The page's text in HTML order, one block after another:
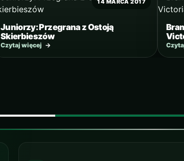
14 MARCA 2017
Juniorzy: Przegrana z Ostoją
Skierbieszów
Czytaj więcej →